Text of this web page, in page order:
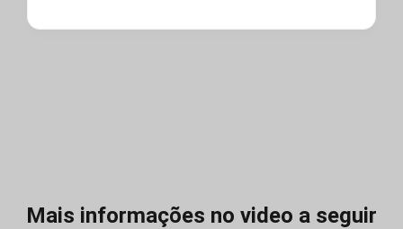
Mais informações no video a seguir